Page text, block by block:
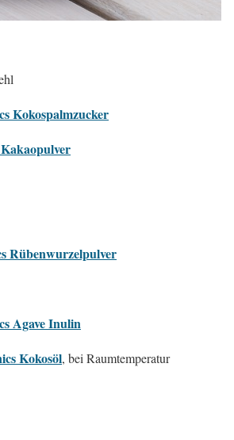
Kokospalmzucker
Rübenwurzelpulver
Agave Inulin
Kokosöl, bei Raumtemperatur